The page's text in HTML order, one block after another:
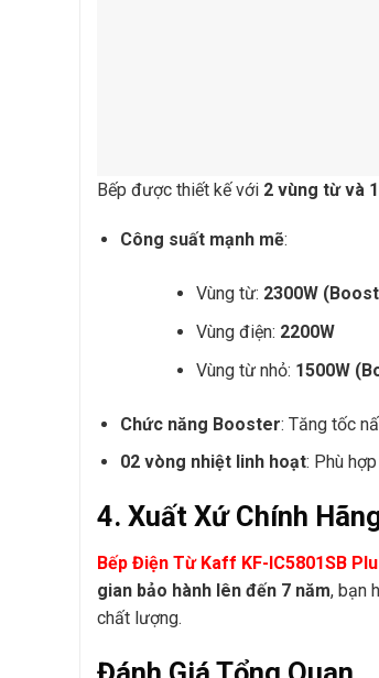
Bếp được thiết kế với 2 vùng từ và
Công suất mạnh mẽ:
Vùng từ: 2300W
Vùng điện: 2200W
Vùng từ nhỏ: 1500W
Chức năng Booster: Tăng tốc
02 vòng nhiệt linh hoạt: Phù
4. Xuất Xứ Chính
Bếp Điện Từ Kaff KF-IC5801SB
gian bảo hành lên đến 7 năm, bạn
chất lượng.